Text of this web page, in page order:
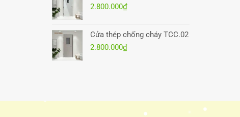
2.800.000₫
Cửa thép chống cháy TCC.02
2.800.000₫